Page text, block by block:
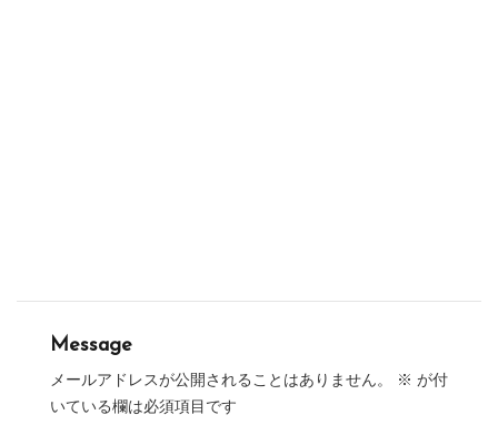
Message
メールアドレスが公開されることはありません。 ※ が付
いている欄は必須項目です